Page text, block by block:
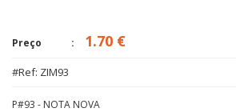
Preço 1.70 €
#Ref: ZIM93
P#93 - NOTA NOVA